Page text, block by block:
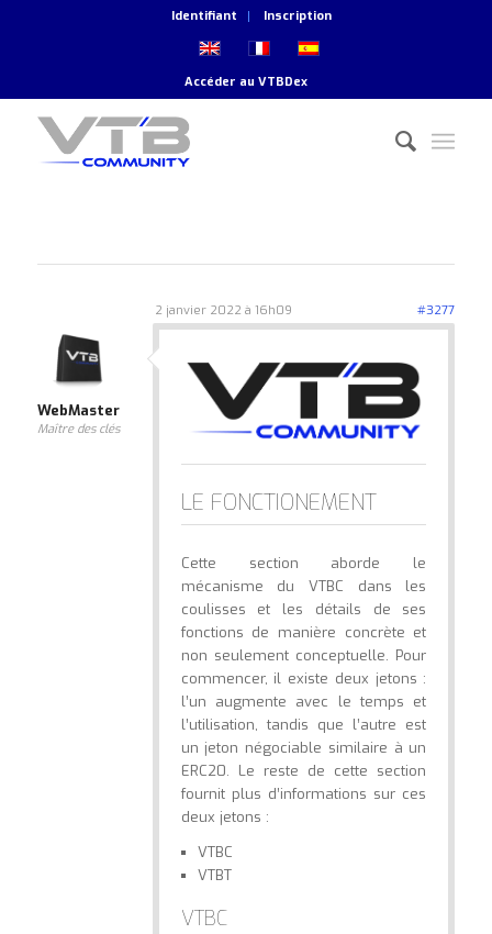
Identifiant Inscription
Accéder au VTBDex
2 janvier 2022 à 16h09 #3277
WebMaster
Maître des clés
LE FONCTIONEMENT
Cette section aborde le
mécanisme du VTBC dans les
coulisses et les détails de ses
fonctions de manière concrète et
non seulement conceptuelle. Pour
commencer, il existe deux jetons :
l’un augmente avec le temps et
l’utilisation, tandis que l’autre est
un jeton négociable similaire à un
ERC20. Le reste de cette section
fournit plus d’informations sur ces
deux jetons :
VTBC
VTBT
VTBC